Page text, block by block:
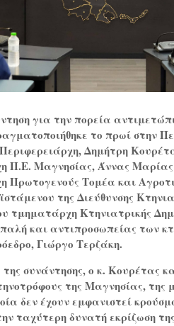
για την πορεία
το πρωί στην
Δημήτρη
Π.Ε. Μαγνησίας, Άννας
Πρωτογενούς Τομέα και
της Διεύθυνσης
τμηματάρχη Κτηνιατρικής
και αντιπροσωπείας των
Γιώργο Τερζάκη.
συνάντησης, ο κ. Κουρέτας
της Μαγνησίας, της
δεν έχουν εμφανιστεί
ταχύτερη δυνατή εκρίζωση